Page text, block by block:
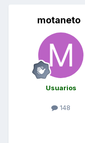
motaneto
Usuarios
148